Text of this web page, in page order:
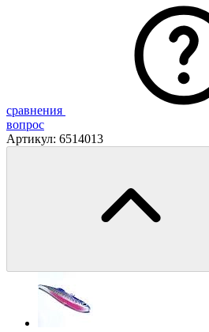
сравнения
вопрос
Артикул: 6514013